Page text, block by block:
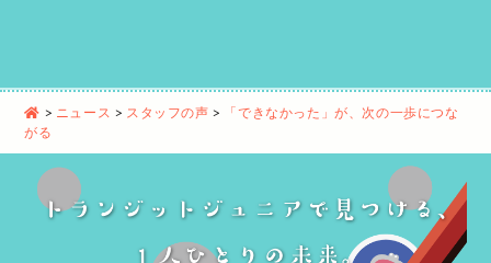
> ニュース > スタッフの声 >
「できなかった」が、次の一歩につな
がる